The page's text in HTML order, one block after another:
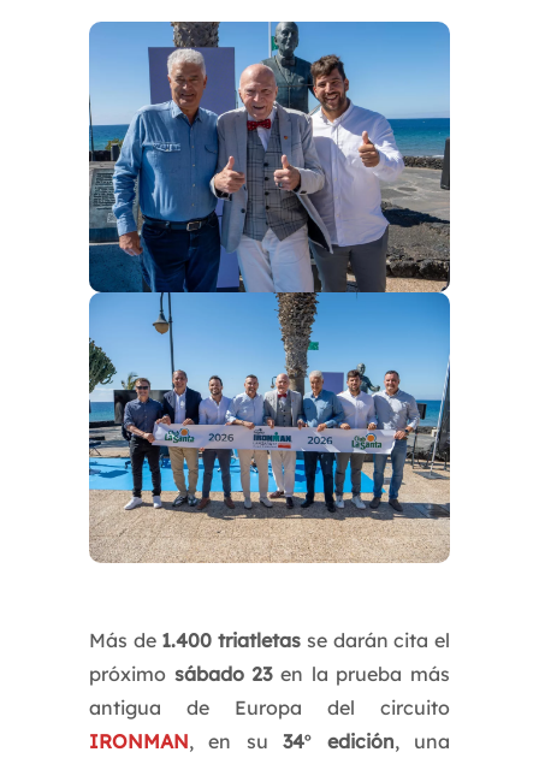
Más de 1.400 triatletas se darán cita el
próximo sábado 23en la prueba más
antigua de Europa del circuito
IRONMAN, en su34º edición, una